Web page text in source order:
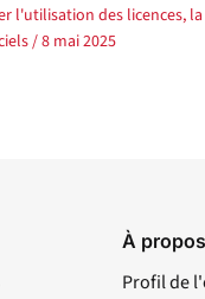
l'utilisation des licences,
/8 mai 2025
À
Profil de